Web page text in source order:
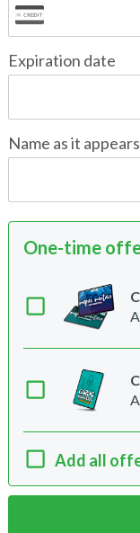
Expiration date
Name as it
One-time
Add all